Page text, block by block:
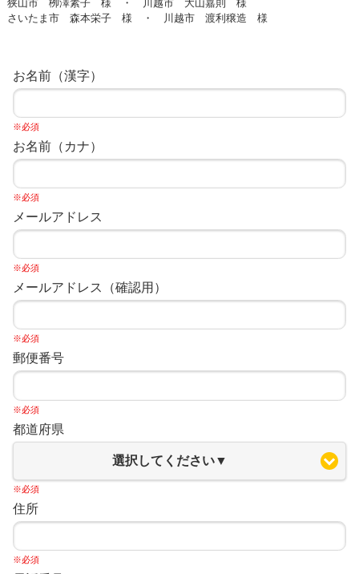
狭山市 栁澤素子 様 ・ 川越市 大山嘉則 様
さいたま市 森本栄子 様 ・ 川越市 渡利穣造 様
お名前（漢字）
※必須
お名前（カナ）
※必須
メールアドレス
※必須
メールアドレス（確認用）
※必須
郵便番号
※必須
都道府県
選択してください▼
※必須
住所
※必須